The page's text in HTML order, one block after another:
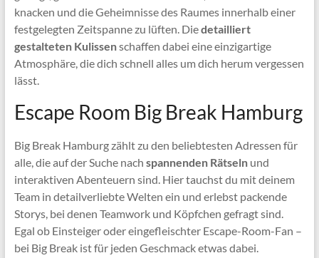
knacken und die Geheimnisse des Raumes innerhalb einer
festgelegten Zeitspanne zu lüften. Diedetailliert
gestalteten Kulissenschaffen dabei eine einzigartige
Atmosphäre, die dich schnell alles um dich herum vergessen
lässt.
Escape Room Big Break Hamburg
Big Break Hamburg zählt zu den beliebtesten Adressen für
alle, die auf der Suche nach spannenden Rätselnund
interaktiven Abenteuern sind. Hier tauchst du mit deinem
Team in detailverliebte Welten ein und erlebst packende
Storys, bei denen Teamwork und Köpfchen gefragt sind.
Egal ob Einsteiger oder eingefleischter Escape-Room-Fan –
bei Big Break ist für jeden Geschmack etwas dabei.